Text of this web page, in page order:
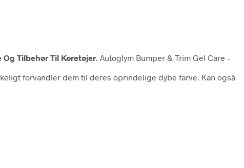
Og Tilbehør Til Køretøjer . Autoglym Bumper & Trim Gel Care –
forvandler dem til deres oprindelige dybe farve. Kan også